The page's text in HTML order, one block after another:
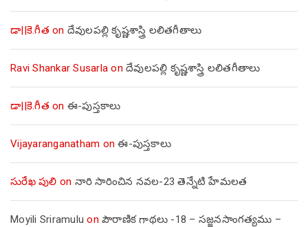
డా||కె.గీత on దేవులపల్లి కృష్ణశాస్త్రి లలితగీతాలు
Ravi Shankar Susarla on దేవులపల్లి కృష్ణశాస్త్రి లలితగీతాలు
డా||కె.గీత on ఈ-పుస్తకాలు
Vijayaranganatham onఈ-పుస్తకాలు
సురేఖ పులి on నారి సారించిన నవల-23 తెన్నేటి హేమలత
Moyili Sriramulu on పౌరాణిక గాథలు -18 – సజ్జనసాంగత్యము –